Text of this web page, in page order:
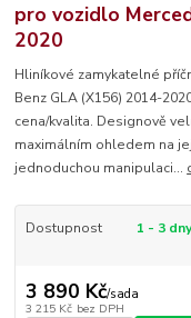
pro vozidlo
2020
Hliníkové zamykatelné
Benz GLA (X156) 2014-
cena/kvalita. Designově
maximálním ohledem na
jednoduchou manipulaci...
Dostupnost 1 - 3 dny
3 890 Kč/sada
3 215 Kč bez DPH